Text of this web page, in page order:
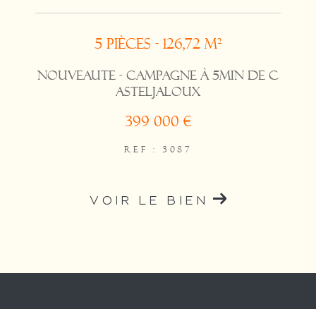
5 pièces - 126,72 m²
NOUVEAUTE - Campagne à 5min de C
ASTELJALOUX
399 000 €
REF : 3087
VOIR LE BIEN